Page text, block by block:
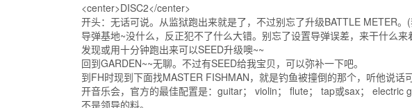
<center>DISC2</center>
开头：无话可说。从监狱跑出来就是了，不过别忘了升级BATTLE METER
导弹基地~没什么，反正犯不了什么大错。别忘了设置导弹误差，来干什么
发现或用十分钟跑出来可以SEED升级噢~~
回到GARDEN~~无聊。不过有SEED给我宝贝，可以弥补一下吧。
到FH时现到下面找MASTER FISHMAN，就是钓鱼被撞倒的那个，听他说话
开音乐会，官方的最佳配置是：guitar； violin； flute； tap或sax； electric
不是领导的料。